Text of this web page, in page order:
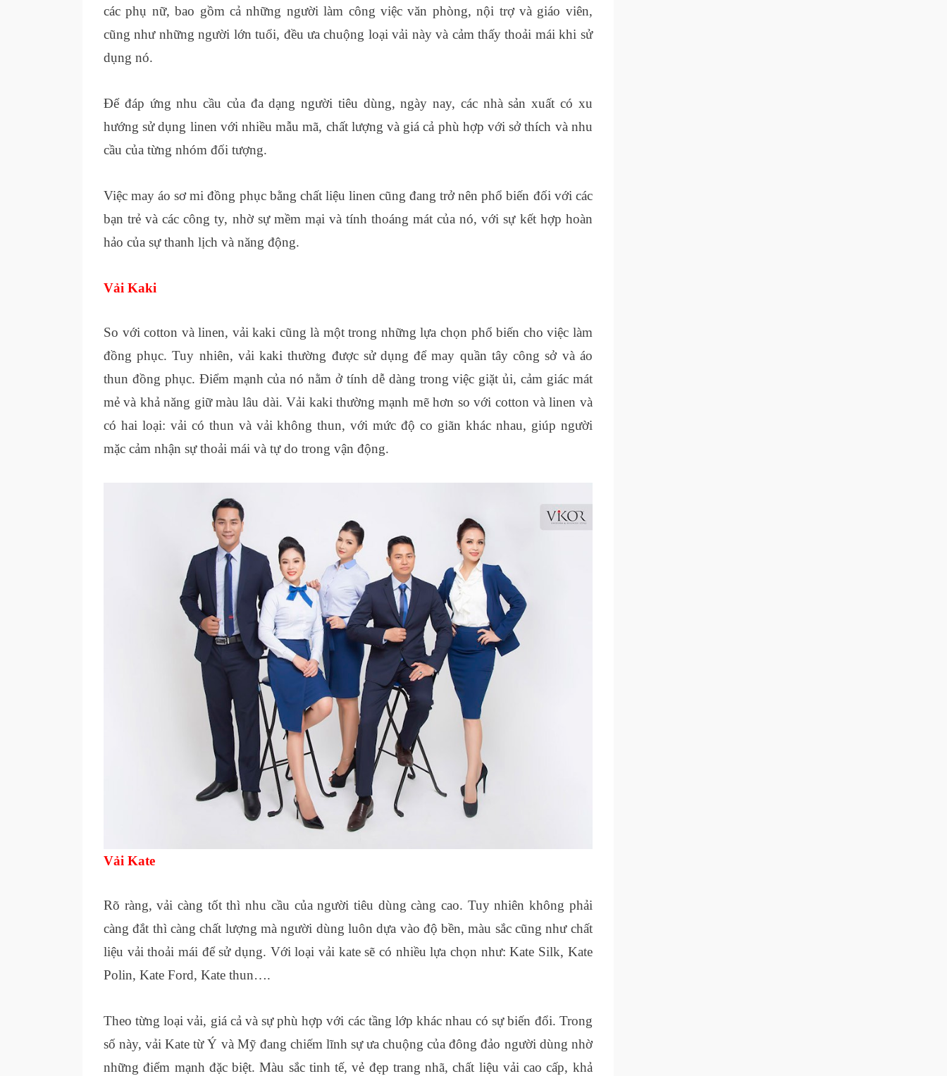
các phụ nữ, bao gồm cả những người làm công việc văn phòng, nội trợ và giáo viên,
cũng như những người lớn tuổi, đều ưa chuộng loại vải này và cảm thấy thoải mái khi sử
dụng nó.
Để đáp ứng nhu cầu của đa dạng người tiêu dùng, ngày nay, các nhà sản xuất có xu
hướng sử dụng linen với nhiều mẫu mã, chất lượng và giá cả phù hợp với sở thích và nhu
cầu của từng nhóm đối tượng.
Việc may áo sơ mi đồng phục bằng chất liệu linen cũng đang trở nên phổ biến đối với các
bạn trẻ và các công ty, nhờ sự mềm mại và tính thoáng mát của nó, với sự kết hợp hoàn
hảo của sự thanh lịch và năng động.
Vải Kaki
So với cotton và linen, vải kaki cũng là một trong những lựa chọn phổ biến cho việc làm
đồng phục. Tuy nhiên, vải kaki thường được sử dụng để may quần tây công sở và áo
thun đồng phục. Điểm mạnh của nó nằm ở tính dễ dàng trong việc giặt ủi, cảm giác mát
mẻ và khả năng giữ màu lâu dài. Vải kaki thường mạnh mẽ hơn so với cotton và linen và
có hai loại: vải có thun và vải không thun, với mức độ co giãn khác nhau, giúp người
mặc cảm nhận sự thoải mái và tự do trong vận động.
Vải Kate
Rõ ràng, vải càng tốt thì nhu cầu của người tiêu dùng càng cao. Tuy nhiên không phải
càng đắt thì càng chất lượng mà người dùng luôn dựa vào độ bền, màu sắc cũng như chất
liệu vải thoải mái để sử dụng. Với loại vải kate sẽ có nhiều lựa chọn như: Kate Silk, Kate
Polin, Kate Ford, Kate thun….
Theo từng loại vải, giá cả và sự phù hợp với các tầng lớp khác nhau có sự biến đổi. Trong
số này, vải Kate từ Ý và Mỹ đang chiếm lĩnh sự ưa chuộng của đông đảo người dùng nhờ
những điểm mạnh đặc biệt. Màu sắc tinh tế, vẻ đẹp trang nhã, chất liệu vải cao cấp, khả